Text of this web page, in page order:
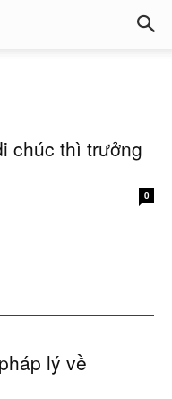
chúc thì trưởng
0
lý về